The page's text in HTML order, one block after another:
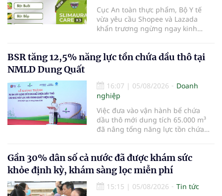
Cục An toàn thực phẩm, Bộ Y tế
vừa yêu cầu Shopee và Lazada
khẩn trương ngừng ngay kinh
quan chức năng phát hiện sản
đăng ký bản công
BSR tăng 12,5% năng lực tồn chứa dầu thô tại
NMLD Dung Quất
16:07 | 05/08/2026
Doanh
nghiệp
Việc đưa vào vận hành bể chứa
dầu thô mới dung tích 65.000 m³
đã nâng tổng năng lực tồn chứa
trước. Công trình giúp BSR chủ
động hơn về nguồn nguyên liệu,
tăng tính linh hoạt trong nhập
khẩu
Gần 30% dân số cả nước đã được khám sức
khỏe định kỳ, khám sàng lọc miễn phí
15:15 | 05/08/2026
Tin tức